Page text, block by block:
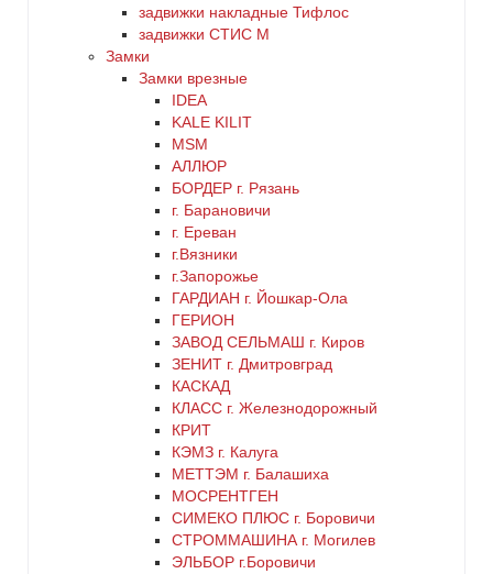
задвижки накладные Тифлос
задвижки СТИС М
Замки
Замки врезные
IDEA
KALE KILIT
MSM
АЛЛЮР
БОРДЕР г. Рязань
г. Барановичи
г. Ереван
г.Вязники
г.Запорожье
ГАРДИАН г. Йошкар-Ола
ГЕРИОН
ЗАВОД СЕЛЬМАШ г. Киров
ЗЕНИТ г. Дмитровград
КАСКАД
КЛАСС г. Железнодорожный
КРИТ
КЭМЗ г. Калуга
МЕТТЭМ г. Балашиха
МОСРЕНТГЕН
СИМЕКО ПЛЮС г. Боровичи
СТРОММАШИНА г. Могилев
ЭЛЬБОР г.Боровичи